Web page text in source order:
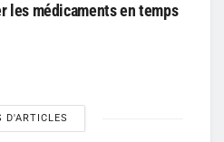
les médicaments en temps
D'ARTICLES